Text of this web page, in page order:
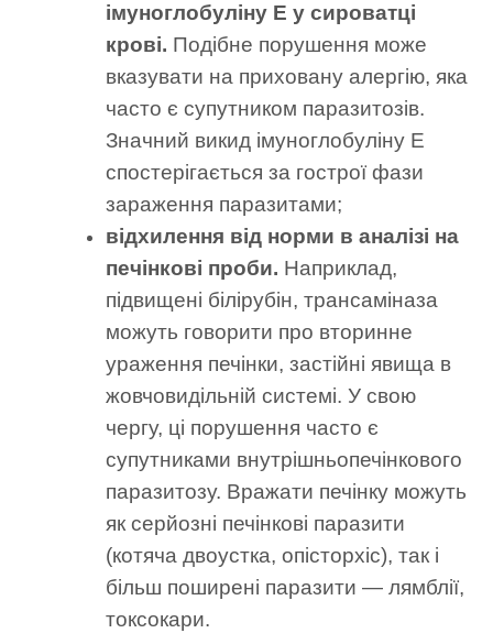
імуноглобуліну Е у сироватці
крові. Подібне порушення може
вказувати на приховану алергію, яка
часто є супутником паразитозів.
Значний викид імуноглобуліну Е
спостерігається за гострої фази
зараження паразитами;
відхилення від норми в аналізі на
печінкові проби. Наприклад,
підвищені білірубін, трансаміназа
можуть говорити про вторинне
ураження печінки, застійні явища в
жовчовидільній системі. У свою
чергу, ці порушення часто є
супутниками внутрішньопечінкового
паразитозу. Вражати печінку можуть
як серйозні печінкові паразити
(котяча двоустка, опісторхіс), так і
більш поширені паразити — лямблії,
токсокари.